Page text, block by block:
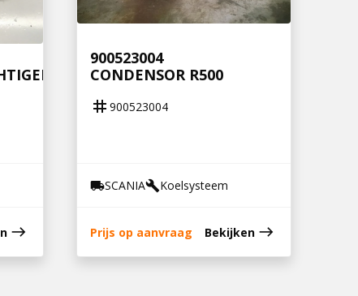
east
900523004
CONDENSOR R500
tag 900523004
local_shippingSCANIAbuildKoelsysteem
Prijs op aanvraag Bekijken east